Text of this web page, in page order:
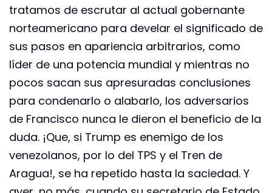
tratamos de escrutar al actual gobernante
norteamericano para develar el significado de
sus pasos en apariencia arbitrarios, como
líder de una potencia mundial y mientras no
pocos sacan sus apresuradas conclusiones
para condenarlo o alabarlo, los adversarios
de Francisco nunca le dieron el beneficio de la
duda. ¡Que, si Trump es enemigo de los
venezolanos, por lo del TPS y el Tren de
Aragua!, se ha repetido hasta la saciedad. Y